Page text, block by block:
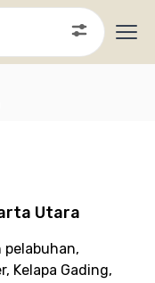
Utara
Kelapa Gading,